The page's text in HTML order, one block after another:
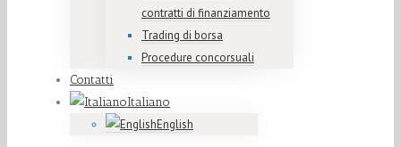
contratti di finanziamento
Trading di borsa
Procedure concorsuali
Contatti
Italiano
English